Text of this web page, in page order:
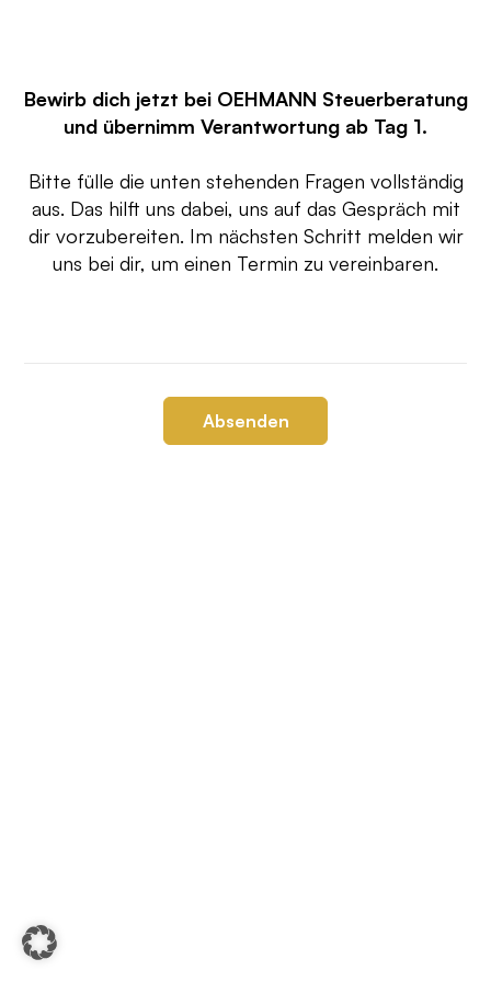
Bewirb dich jetzt bei OEHMANN Steuerberatung
und übernimm Verantwortung ab Tag 1.
Bitte fülle die unten stehenden Fragen vollständig
aus. Das hilft uns dabei, uns auf das Gespräch mit
dir vorzubereiten. Im nächsten Schritt melden wir
uns bei dir, um einen Termin zu vereinbaren.